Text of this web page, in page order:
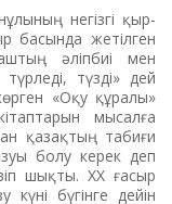
негізгі қыр­
басында жетілген
әліпбиі мен
түзді» дей
«Оқу құралы»
мы­салға
қазақтың табиғи
болу керек деп
шықты. ХХ ғасыр
бү­гінге дейін